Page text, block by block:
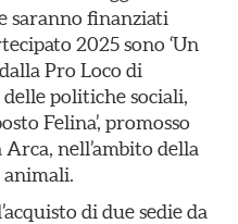
saranno finanziati
2025 sono ‘Un
Pro Loco di
politiche sociali,
Felina’, promosso
Arca, nell’ambito della
animali.
di due sedie da